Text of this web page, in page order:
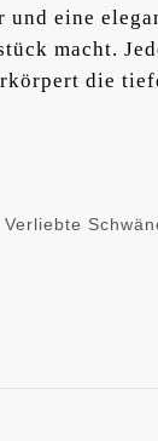
und eine
macht.
die
Verliebte